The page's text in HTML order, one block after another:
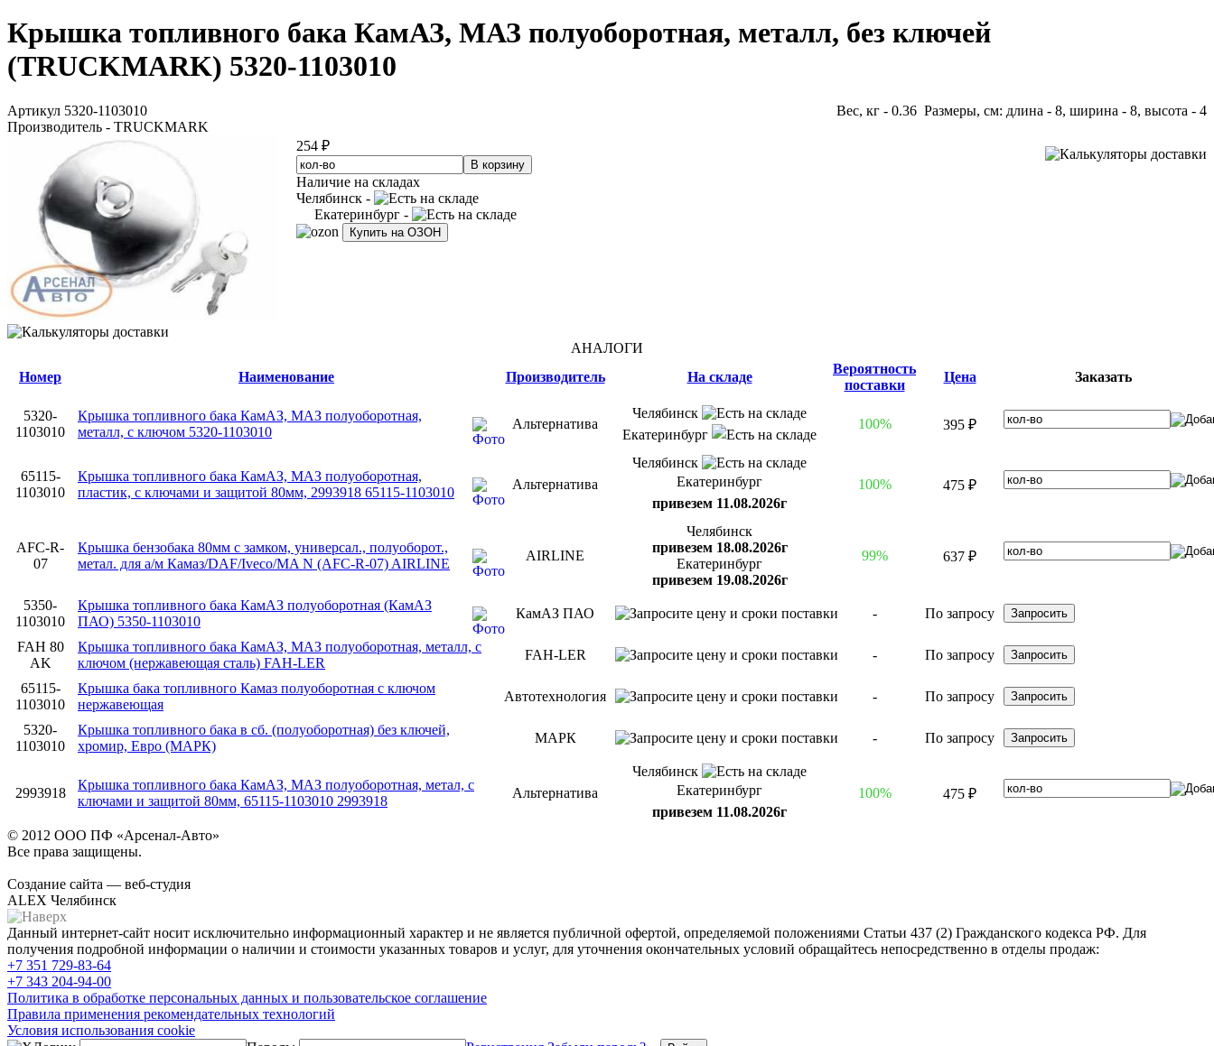
Крышка топливного бака КамАЗ, МАЗ полуоборотная, металл, без ключей
(TRUCKMARK) 5320-1103010
Артикул 5320-1103010
Производитель - TRUCKMARK
Вес, кг - 0.36 Размеры, см: длина - 8, ширина - 8, высота - 4
254 ₽
Наличие на складах
Челябинск -
Екатеринбург -
Купить на ОЗОН
АНАЛОГИ
Номер
Наименование Производитель На складе
Вероятность
поставки
Цена Заказать
5320-
1103010
Крышка топливного бака КамАЗ, МАЗ полуоборотная,
металл, с ключом 5320-1103010
Альтернатива
Челябинск
Екатеринбург
100% 395 ₽
65115-
1103010
Крышка топливного бака КамАЗ, МАЗ полуоборотная,
пластик, с ключами и защитой 80мм, 2993918 65115-1103010
Альтернатива
Челябинск
Екатеринбург
привезем 11.08.2026г
100% 475 ₽
AFC-R-
07
Крышка бензобака 80мм с замком, универсал., полуоборот.,
метал. для а/м Камаз/DAF/Iveco/MA N (AFC-R-07) AIRLINE
AIRLINE
Челябинск
привезем 18.08.2026г
Екатеринбург
привезем 19.08.2026г
99% 637 ₽
5350-
1103010
Крышка топливного бака КамАЗ полуоборотная (КамАЗ
ПАО) 5350-1103010
КамАЗ ПАО - По запросу
FAH 80
AK
Крышка топливного бака КамАЗ, МАЗ полуоборотная, металл, с
ключом (нержавеющая сталь) FAH-LER
FAH-LER - По запросу
65115-
1103010
Крышка бака топливного Камаз полуоборотная с ключом
нержавеющая
Автотехнология - По запросу
5320-
1103010
Крышка топливного бака в сб. (полуоборотная) без ключей,
хромир, Евро (МАРК)
МАРК - По запросу
2993918
Крышка топливного бака КамАЗ, МАЗ полуоборотная, метал, с
ключами и защитой 80мм, 65115-1103010 2993918
Альтернатива
Челябинск
Екатеринбург
привезем 11.08.2026г
100% 475 ₽
© 2012 ООО ПФ «Арсенал-Авто»
Все права защищены.
Создание сайта — веб-студия
ALEX Челябинск
Данный интернет-сайт носит исключительно информационный характер и не является публичной офертой, определяемой положениями Статьи 437 (2) Гражданского кодекса РФ. Для
получения подробной информации о наличии и стоимости указанных товаров и услуг, для уточнения окончательных условий обращайтесь непосредственно в отделы продаж:
+7 351 729-83-64
+7 343 204-94-00
Политика в обработке персональных данных и пользовательское соглашение
Правила применения рекомендательных технологий
Условия использования cookie